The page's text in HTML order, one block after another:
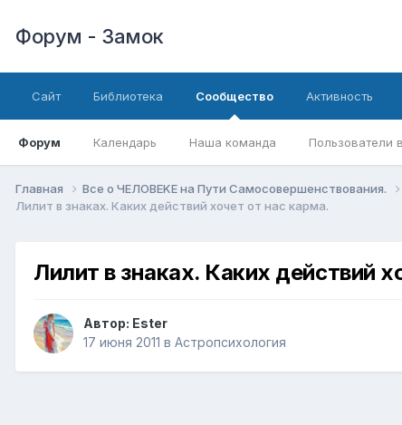
Форум - Замок
Сайт Библиотека Сообщество
Форум Календарь Наша команда Пользователи
Активность
Главная Все о ЧЕЛОВЕKЕ на Пути Самосовершенствования.
Лилит в знаках. Каких действий хочет от нас карма.
Лилит в знаках. Каких действий
Автор: Ester
17 июня 2011 в Астропсихология